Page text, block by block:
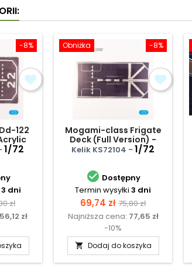
-8%
122
1/72
3 dni
zł
56,12 zł
-8%
Obniżka
Mogami-class Frigate
Deck (Full Version) -
Base - Acrylic 3mm
Kelik KS72104 - 1/72
 Dostępny
Termin wysyłki 3 dni
Cena
69,74 zł Cena
podstawowa
75,80 zł
Najniższa cena: 77,65 zł
-10%
 Dodaj do koszyka